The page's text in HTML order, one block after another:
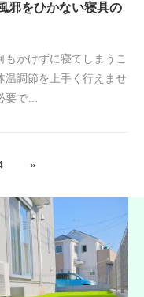
邪をひかない寝具の
かけずに寝てしまうこ
温調節を上手く行えませ
要で…
»